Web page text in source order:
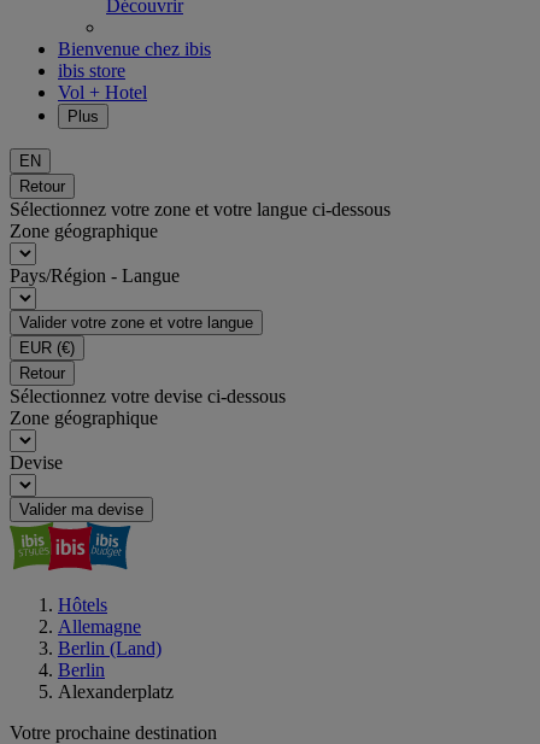
Découvrir
Bienvenue chez ibis
ibis store
Vol + Hotel
Plus
EN
Retour
Sélectionnez votre zone et votre langue ci-dessous
Zone géographique
Pays/Région - Langue
Valider votre zone et votre langue
EUR (€)
Retour
Sélectionnez votre devise ci-dessous
Zone géographique
Devise
Valider ma devise
Hôtels
Allemagne
Berlin (Land)
Berlin
Alexanderplatz
Votre prochaine destination